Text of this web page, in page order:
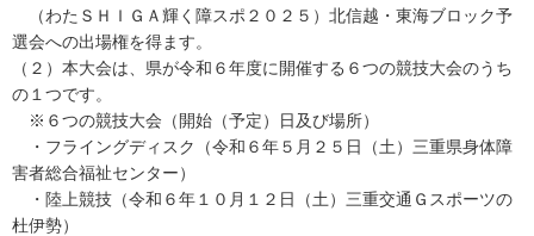
（わたＳＨＩＧＡ輝く障スポ２０２５）北信越・東海ブロック予
選会への出場権を得ます。
（２）本大会は、県が令和６年度に開催する６つの競技大会のうち
の１つです。
※６つの競技大会（開始（予定）日及び場所）
・フライングディスク（令和６年５月２５日（土）三重県身体障
害者総合福祉センター）
・陸上競技（令和６年１０月１２日（土）三重交通Ｇスポーツの
杜伊勢）